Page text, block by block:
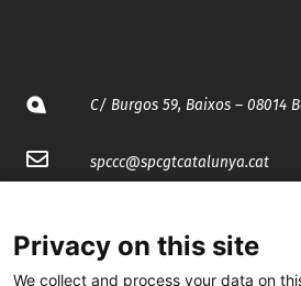
C/ Burgos 59, Baixos – 08014
spccc@spcgtcatalunya.cat
@CGTCatalunya
Privacy on this site
We collect and process your data on